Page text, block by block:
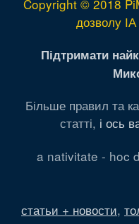
Copyright © 2018
дозволу
Підтримати
Більше правил та
статті, і ось
a nativitate - hoc
статьи + новости,